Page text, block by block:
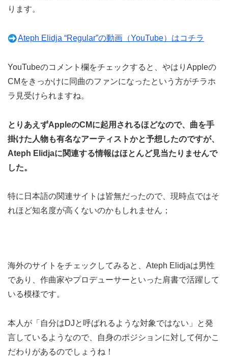
ります。
Ateph Elidja “Regular”の動画（YouTube）はコチラ
YouTubeのコメント欄をチェックすると、やはりAppleの
CMをきっかけに同曲のファンになったという方がチラホ
ラ見受けられますね。
とりあえずAppleのCMに起用されるほどなので、曲を手
掛けた人物も有名なアーティストかと予想したのですが、
Ateph Elidjaに関連する情報はほとんど見当たりませんで
した。
特に日本語の関連サイトは皆無だったので、現時点ではそ
れほど知名度が高くないのかもしれません；
海外のサイトをチェックしてみると、Ateph Elidjaは男性
であり、作曲家やプロデューサーといった肩書で活躍して
いる模様です。
本人が「自分はDJと呼ばれるような対象ではない」と発
言しているようなので、自身のポジションに対して何かこ
だわりがあるのでしょうね！